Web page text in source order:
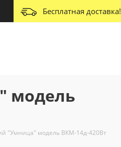
Бесплатная доставка!
модель
"Умница" модель ВКМ-14д-420Вт